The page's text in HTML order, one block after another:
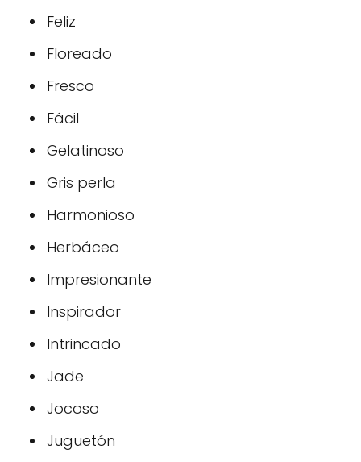
Feliz
Floreado
Fresco
Fácil
Gelatinoso
Gris perla
Harmonioso
Herbáceo
Impresionante
Inspirador
Intrincado
Jade
Jocoso
Juguetón